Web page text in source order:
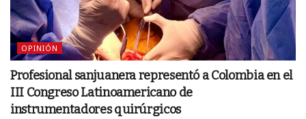
OPINIÓN
Profesional sanjuanera representó a Colombia en el
III Congreso Latinoamericano de
instrumentadores quirúrgicos